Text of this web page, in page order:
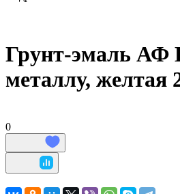
Грунт-эмаль
металлу, желтая
0